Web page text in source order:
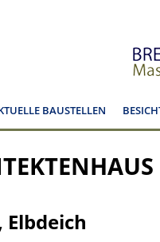
BAUSTELLEN